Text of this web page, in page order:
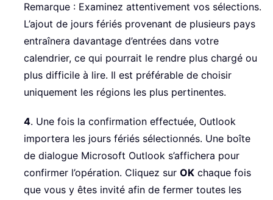
Remarque : Examinez attentivement vos sélections.
L’ajout de jours fériés provenant de plusieurs pays
entraînera davantage d’entrées dans votre
calendrier, ce qui pourrait le rendre plus chargé ou
plus difficile à lire. Il est préférable de choisir
uniquement les régions les plus pertinentes.
4. Une fois la confirmation effectuée, Outlook
importera les jours fériés sélectionnés. Une boîte
de dialogue Microsoft Outlook s’affichera pour
confirmer l’opération. Cliquez sur OK chaque fois
que vous y êtes invité afin de fermer toutes les